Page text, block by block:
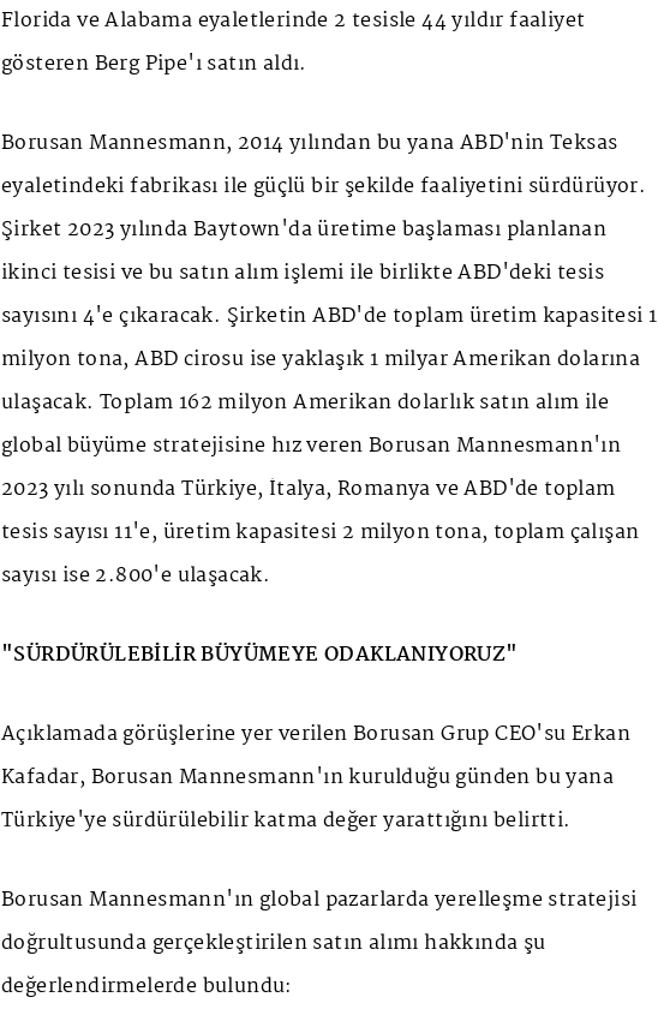
Florida ve Alabama eyaletlerinde 2 tesisle 44 yıldır faaliyet
gösteren Berg Pipe'ı satın aldı.
Borusan Mannesmann, 2014 yılından bu yana ABD'nin Teksas
eyaletindeki fabrikası ile güçlü bir şekilde faaliyetini sürdürüyor.
Şirket 2023 yılında Baytown'da üretime başlaması planlanan
ikinci tesisi ve bu satın alım işlemi ile birlikte ABD'deki tesis
sayısını 4'e çıkaracak. Şirketin ABD'de toplam üretim kapasitesi 1
milyon tona, ABD cirosu ise yaklaşık 1 milyar Amerikan dolarına
ulaşacak. Toplam 162 milyon Amerikan dolarlık satın alım ile
global büyüme stratejisine hız veren Borusan Mannesmann'ın
2023 yılı sonunda Türkiye, İtalya, Romanya ve ABD'de toplam
tesis sayısı 11'e, üretim kapasitesi 2 milyon tona, toplam çalışan
sayısı ise 2.800'e ulaşacak.
"SÜRDÜRÜLEBİLİR BÜYÜMEYE ODAKLANIYORUZ"
Açıklamada görüşlerine yer verilen Borusan Grup CEO'su Erkan
Kafadar, Borusan Mannesmann'ın kurulduğu günden bu yana
Türkiye'ye sürdürülebilir katma değer yarattığını belirtti.
Borusan Mannesmann'ın global pazarlarda yerelleşme stratejisi
doğrultusunda gerçekleştirilen satın alımı hakkında şu
değerlendirmelerde bulundu: